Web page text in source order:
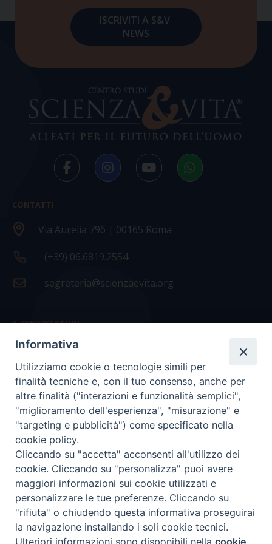
CONTATTI
Via Aurelia 796 | 00165 Roma
(+39) 06.6819.2554
segreteria@scienzaevita.org
IL CENTRO STUDI
La nostra storia
Statuto
Presidenza e ufficio presidenza
Consiglio scientifico
Coordinamento nazionale
COPYRIGHT Scienza & Vita - C.F96600690588- Tutti i
diritti -Privacy- Credits
Informativa
Utilizziamo cookie o tecnologie simili per
finalità tecniche e, con il tuo consenso, anche per
altre finalità ("interazioni e funzionalità semplici",
"miglioramento dell'esperienza", "misurazione" e
"targeting e pubblicità") come specificato nella
cookie policy.
Cliccando su "accetta" acconsenti all'utilizzo dei
cookie. Cliccando su "personalizza" puoi avere
maggiori informazioni sui cookie utilizzati e
personalizzare le tue preferenze. Cliccando su
"rifiuta" o chiudendo questa informativa proseguirai
la navigazione installando i soli cookie tecnici.